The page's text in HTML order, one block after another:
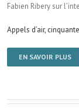
Fabien Ribery sur
Appels d’air,
EN SAVOIR PLUS